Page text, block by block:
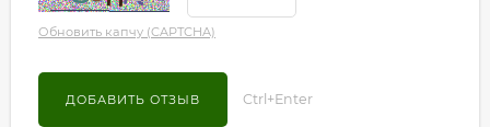
Обновить капчу (CAPTCHA)
Ctrl+Enter